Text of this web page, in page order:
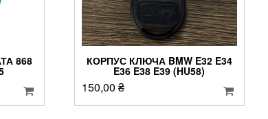
868 КОРПУС КЛЮЧА BMW E32 E34
E36 E38 E39 (HU58)
150,00 ₴